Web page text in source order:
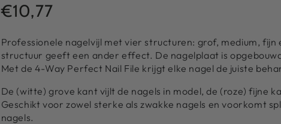
Normale
€10,77
Professionele nagelvijl met vier structuren: grof, medium, fijn
structuur geeft een ander effect. De nagelplaat is
Met de 4-Way Perfect Nail File krijgt elke nagel de juiste
De (witte) grove kant vijlt de nagels in model, de (roze) fijne
Geschikt voor zowel sterke als zwakke nagels en voorkomt
nagels.